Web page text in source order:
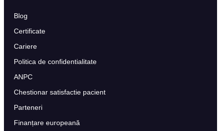
Blog
Certificate
Cariere
Politica de confidentialitate
ANPC
Chestionar satisfactie pacient
Parteneri
Finanțare europeană